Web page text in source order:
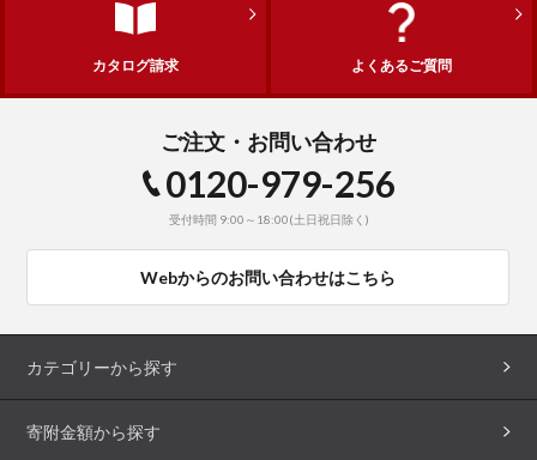
カタログ請求 よくあるご質問
ご注文・お問い合わせ
0120-979-256
受付時間 9:00～18:00(土日祝日除く)
Webからのお問い合わせはこちら
カテゴリーから探す
寄附金額から探す